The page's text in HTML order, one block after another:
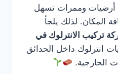
أرضيات وممرات تسهل
المكان. لذلك يلجأ
تركيب الانترلوك في
انترلوك داخل الحدائق
الخارجية.